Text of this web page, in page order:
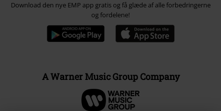
Download den nye EMP app gratis og få glæde af alle forbedringerne
og fordelene!
A Warner Music Group Company